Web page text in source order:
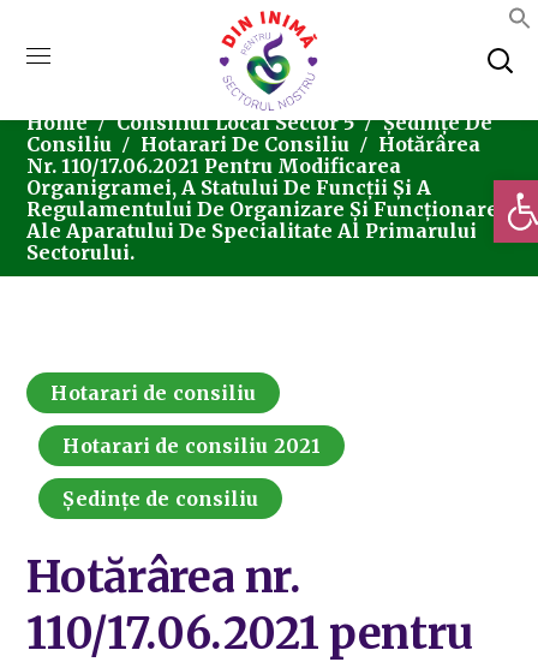
Home Consiliul Local Sector 5
Ședințe De
Consiliu
Hotarari De Consiliu
Hotărârea
Nr. 110/17.06.2021 Pentru Modificarea
Organigramei, A Statului De Funcții Și A
Regulamentului De Organizare Și Funcționare
Ale Aparatului De Specialitate Al Primarului
Sectorului.
Hotarari de consiliu
Hotarari de consiliu 2021
Ședințe de consiliu
Hotărârea nr.
110/17.06.2021 pentru